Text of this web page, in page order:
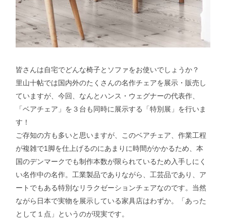
皆さんは自宅でどんな椅子とソファをお使いでしょうか？
里山十帖では国内外のたくさんの名作チェアを展示・販売し
ていますが、今回、なんとハンス・ウェグナーの代表作、
「ベアチェア」を３台も同時に展示する「特別展」を行いま
す！
ご存知の方も多いと思いますが、このベアチェア、作業工程
が複雑で1脚を仕上げるのにあまりに時間がかかるため、本
国のデンマークでも制作本数が限られているため入手しにく
い名作中の名作。工業製品でありながら、工芸品であり、ア
ートでもある特別なリラクゼーションチェアなのです。当然
ながら日本で実物を展示している家具店はわずか。「あった
として１点」というのが現実です。